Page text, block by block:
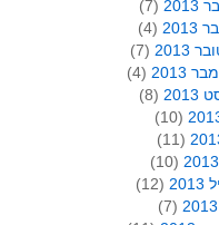
(7)
(4)
2013
(7)
2013
(4)
(8)
(10)
(11)
(10)
(12)
(7)